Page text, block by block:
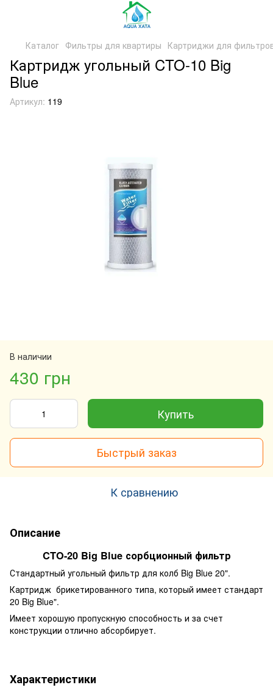
Каталог Фильтры для квартиры Картриджи для
Картридж угольный CTO-10 Big
Blue
Артикул: 119
В наличии
430 грн
Купить
Быстрый заказ
К сравнению
Описание
CTO-20 Big Blue сорбционный фильтр
Стандартный угольный фильтр для колб Big Blue 20".
Картридж брикетированного типа, который имеет стандарт
20 Big Blue".
Имеет хорошую пропускную способность и за счет
конструкции отлично абсорбирует.
Характеристики